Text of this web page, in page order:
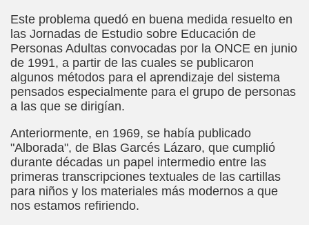
Este problema quedó en buena medida resuelto en
las Jornadas de Estudio sobre Educación de
Personas Adultas convocadas por la ONCE en junio
de 1991, a partir de las cuales se publicaron
algunos métodos para el aprendizaje del sistema
pensados especialmente para el grupo de personas
a las que se dirigían.
Anteriormente, en 1969, se había publicado
"Alborada", de Blas Garcés Lázaro, que cumplió
durante décadas un papel intermedio entre las
primeras transcripciones textuales de las cartillas
para niños y los materiales más modernos a que
nos estamos refiriendo.
Amicis)
Caminantes, Cuento LIII (Juan de Timoneda)
Indostánica (Anónimo)